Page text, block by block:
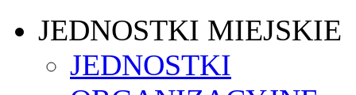
JEDNOSTKI MIEJSKIE
JEDNOSTKI